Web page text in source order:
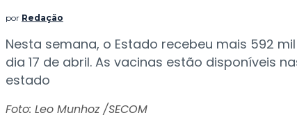
por Redação
Nesta semana, o Estado recebeu mais 592
dia 17 de abril. As vacinas estão disponíveis
estado
Foto: Leo Munhoz /SECOM